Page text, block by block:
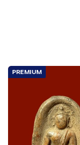
PREMIUM